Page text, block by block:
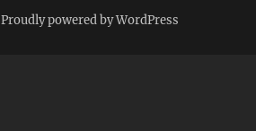
Proudly powered by WordPress